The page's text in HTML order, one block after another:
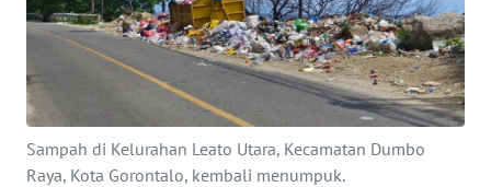
Sampah di Kelurahan Leato Utara, Kecamatan Dumbo
Raya, Kota Gorontalo, kembali menumpuk.
KONTAK
INFO
IKLAN